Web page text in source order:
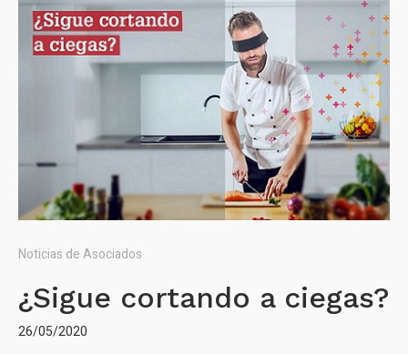
Noticias de Asociados
¿Sigue cortando a ciegas?
26/05/2020